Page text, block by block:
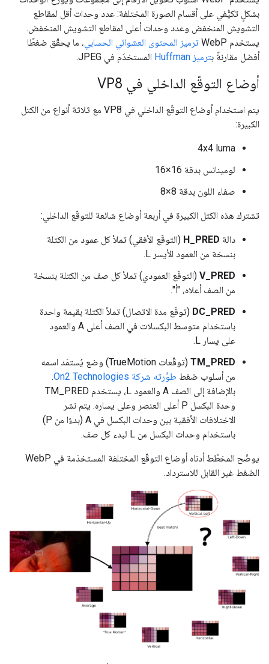
بشكلٍ تكيُّفي على أقسام الصورة المختلفة: عدد وحدات أقل لمقاطع
التشويش المنخفض وعدد وحدات أعلى لمقاطع التشويش المنخفض.
يستخدم WebP
ترميز المحتوى العشوائي الحسابي ، ما يحقّق ضغطًا
أفضل مقارنةً بترميز Huffman المستخدَم في JPEG.
أوضاع التوقّع الداخلي في VP8
يتم استخدام أوضاع التوقّع الداخلي في VP8 مع ثلاثة أنواع من الكتل
الكبيرة:
4x4 luma
لومينانس بدقة 16×16
صفاء اللون بدقة 8×8
تشترك هذه الكتل الكبيرة في أربعة أوضاع شائعة للتوقّع الداخلي:
دالة H_PRED (التوقّع الأفقي) تملأ كل عمود من الكتلة
بنسخة من العمود الأيسر L.
V_PRED (التوقّع العمودي) تملأ كل صف من الكتلة بنسخة
من الصف أعلاه، "أ".
DC_PRED (توقّع مدة الاتصال) تملأ الكتلة بقيمة واحدة
باستخدام متوسط البكسلات في الصف أعلى A والعمود
على يسار L.
TM_PRED
(توقّعات TrueMotion) وضع يُستمَد اسمه
من أسلوب ضغط طوَّرته شركة On2 Technologies
.
بالإضافة إلى الصف A والعمود L، يستخدم TM_PRED
وحدة البكسل P أعلى العنصر وعلى يساره. يتم نشر
الاختلافات الأفقية بين وحدات البكسل في A (بدءًا من P)
باستخدام وحدات البكسل من L لبدء كل صف.
يوضّح المخطّط أدناه أوضاع التوقّع المختلفة المستخدَمة في WebP
الضغط غير القابل للاسترداد.